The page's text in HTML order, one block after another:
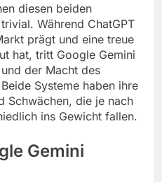
diesen beiden
Während ChatGPT
prägt und eine treue
hat, tritt Google Gemini
der Macht des
Systeme haben ihre
Schwächen, die je nach
ins Gewicht fallen.
Gemini